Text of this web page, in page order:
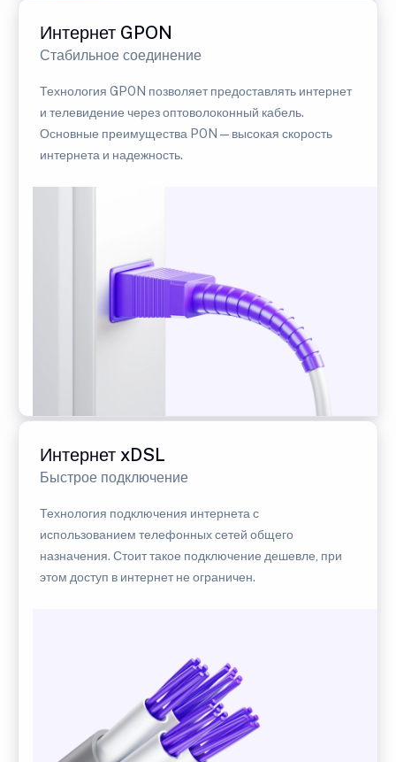
Интернет GPON
Стабильное соединение
Технология GPON позволяет предоставлять интернет
и телевидение через оптоволоконный кабель.
Основные преимущества PON — высокая скорость
интернета и надежность.
Интернет xDSL
Быстрое подключение
Технология подключения интернета с
использованием телефонных сетей общего
назначения. Стоит такое подключение дешевле, при
этом доступ в интернет не ограничен.